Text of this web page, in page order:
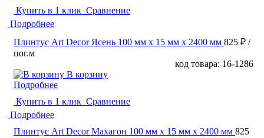
Купить в 1 клик Сравнение
Подробнее
Плинтус Art Decor Ясень 100 мм х 15 мм х 2400 мм 825 ₽ /
пог.м
код товара: 16-1286
В корзину
Подробнее
Купить в 1 клик Сравнение
Подробнее
Плинтус Art Decor Махагон 100 мм х 15 мм х 2400 мм 825